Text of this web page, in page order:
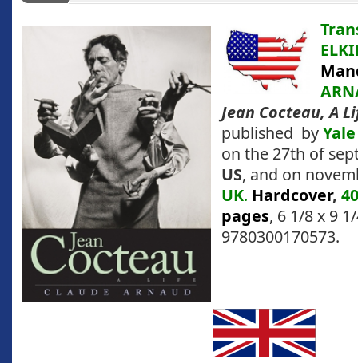
Jean Cocteau, A
published by
on the 27th of
US, and on
UK. Hardcover,
pages, 6 1/8 x 9
9780300170573.